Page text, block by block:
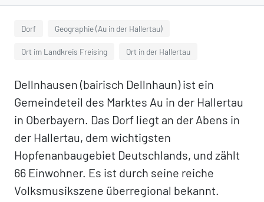
Dorf Geographie (Au in der Hallertau)
Ort im Landkreis Freising Ort in der Hallertau
Dellnhausen (bairisch Dellnhaun) ist ein
Gemeindeteil des Marktes Au in der Hallertau
in Oberbayern. Das Dorf liegt an der Abens in
der Hallertau, dem wichtigsten
Hopfenanbaugebiet Deutschlands, und zählt
66 Einwohner. Es ist durch seine reiche
Volksmusikszene überregional bekannt.